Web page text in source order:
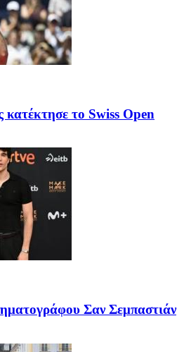
κατέκτησε το Swiss Open
Σαν Σεμπαστιάν